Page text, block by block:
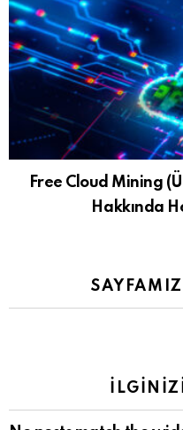
Free Cloud Mining
Hakkında